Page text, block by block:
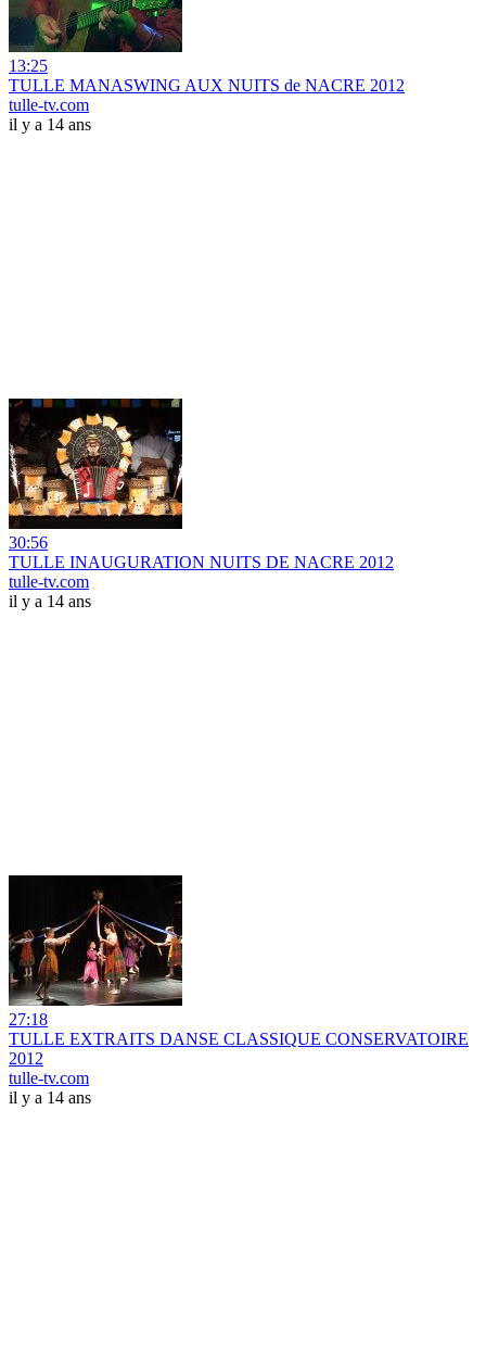
13:25
TULLE MANASWING AUX NUITS de NACRE 2012
tulle-tv.com
il y a 14 ans
30:56
TULLE INAUGURATION NUITS DE NACRE 2012
tulle-tv.com
il y a 14 ans
27:18
TULLE EXTRAITS DANSE CLASSIQUE CONSERVATOIRE
2012
tulle-tv.com
il y a 14 ans